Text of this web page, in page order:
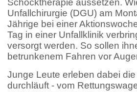
Unfallchirurgie (DGU) am
Jährige bei einer
Tag in einer Unfallklinik
versorgt werden. So sollen
betrunkenem Fahren vor
Junge Leute erleben dabei
durchläuft - vom